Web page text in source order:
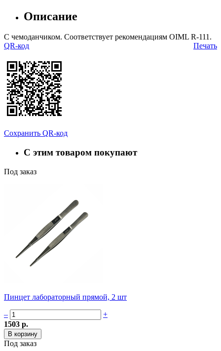
Описание
С чемоданчиком. Соответствует рекомендациям OIML R-111.
Печать
QR-код
Сохранить QR-код
С этим товаром покупают
Под заказ
Пинцет лабораторный прямой, 2 шт
–
+
1503 р.
Под заказ